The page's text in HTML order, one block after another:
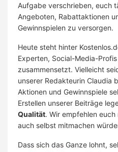
Aufgabe verschrieben, euch
Angeboten, Rabattaktionen
Gewinnspielen zu versorgen.
Heute steht hinter
Experten, Social-Media-
zusammensetzt. Vielleicht
unserer Redakteurin Claudia
Aktionen und Gewinnspiele
Erstellen unserer Beiträge
Qualität. Wir empfehlen
auch selbst mitmachen
Dass sich das Ganze lohnt,